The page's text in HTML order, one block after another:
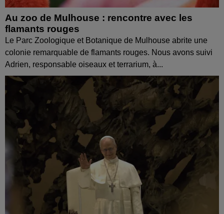
Au zoo de Mulhouse : rencontre avec les
flamants rouges
Le Parc Zoologique et Botanique de Mulhouse abrite une
colonie remarquable de flamants rouges. Nous avons suivi
Adrien, responsable oiseaux et terrarium, à...